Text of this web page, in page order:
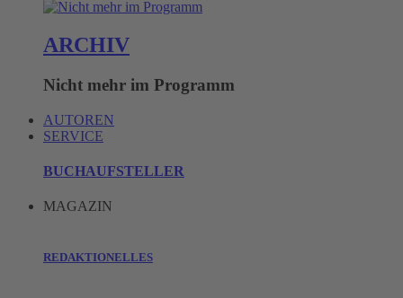
ARCHIV
Nicht mehr im Programm
AUTOREN
SERVICE
BUCHAUFSTELLER
MAGAZIN
REDAKTIONELLES